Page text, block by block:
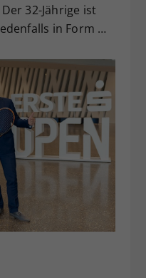
32-Jährige ist
in Form …